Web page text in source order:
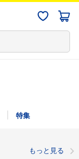
特集
もっと見る